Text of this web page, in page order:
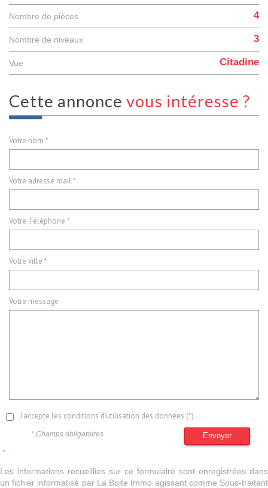
Nombre de pièces 4
Nombre de niveaux 3
Vue Citadine
cette annonce vous intéresse ?
Votre nom *
Votre adresse mail *
Votre Téléphone *
Votre ville *
Votre message
J'accepte les conditions d'utilisation des données (*)
Envoyer
* Champs obligatoires
* :
Les informations recueillies sur ce formulaire sont enregistrées dans
un fichier informatisé par La Boite Immo agissant comme Sous-traitant